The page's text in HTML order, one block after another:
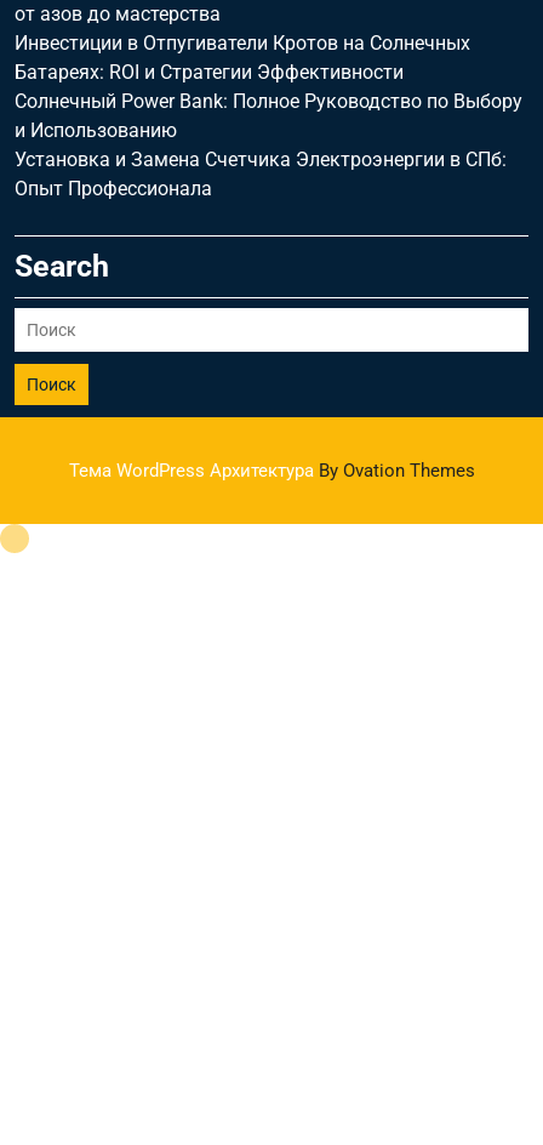
от азов до мастерства
Инвестиции в Отпугиватели Кротов на Солнечных
Батареях: ROI и Стратегии Эффективности
Солнечный Power Bank: Полное Руководство по Выбору
и Использованию
Установка и Замена Счетчика Электроэнергии в СПб:
Опыт Профессионала
Search
Поиск
Тема WordPress Архитектура By Ovation Themes